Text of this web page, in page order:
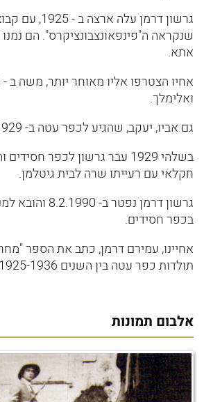
גרשון דרמן עלה
שנקראה ה"פינפאונצבונציקרס". הם
אתא.
ואלימלך.
גם אביו, יעקב, שהגיע לכפר עטה ב- 1929 חי בה עד יום מותו.
בשלהי 1929 עבר גרשון לכפר
חקלאי עם רעייתו שרה לבית גיטלמן.
גרשון דרמן נפטר
בכפר חסידים.
אחיינו, עמירם דרמן, כתב את הספר
תולדות כפר עטה בין השנים 1925-1936.
אלבום תמונות